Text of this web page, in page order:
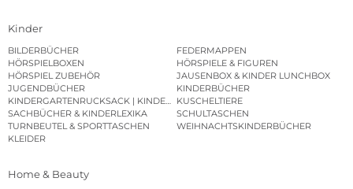
Kinder
BILDERBÜCHER
FEDERMAPPEN
HÖRSPIELBOXEN
HÖRSPIELE & FIGUREN
HÖRSPIEL ZUBEHÖR
JAUSENBOX & KINDER LUNCHBOX
JUGENDBÜCHER
KINDERBÜCHER
KINDERGARTENRUCKSACK | KINDERGARTENBEUTEL
KUSCHELTIERE
SACHBÜCHER & KINDERLEXIKA
SCHULTASCHEN
TURNBEUTEL & SPORTTASCHEN
WEIHNACHTSKINDERBÜCHER
KLEIDER
Home & Beauty